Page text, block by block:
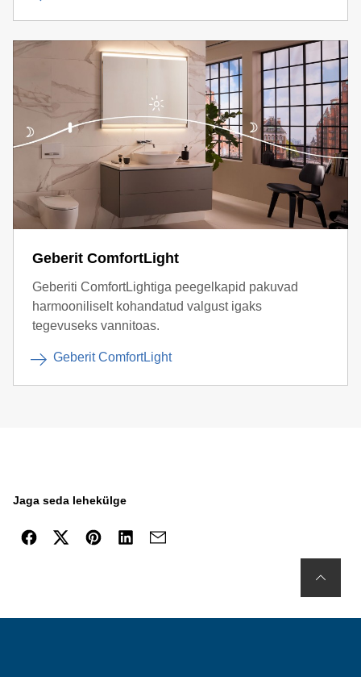
Geberit ComfortLight
Geberiti ComfortLightiga peegelkapid pakuvad
harmooniliselt kohandatud valgust igaks
tegevuseks vannitoas.
Geberit ComfortLight
Jaga seda lehekülge